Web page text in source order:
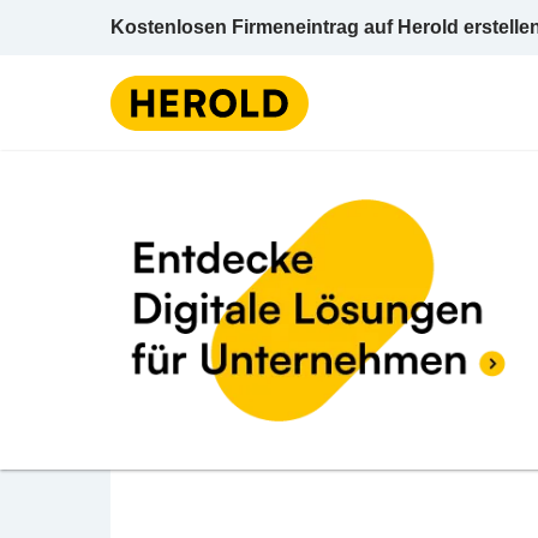
Kostenlosen Firmeneintrag auf Herold
Genossenschaft
BEWERTUNG ABGEBEN
GeReGie -
Energieprojekte eGen
Schörgelgasse 72a 8010 Graz Graz (Stadt)